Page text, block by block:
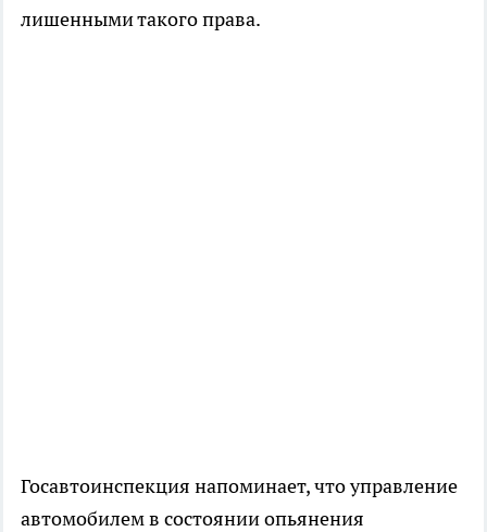
лишенными такого права.
Госавтоинспекция напоминает, что управление
автомобилем в состоянии опьянения